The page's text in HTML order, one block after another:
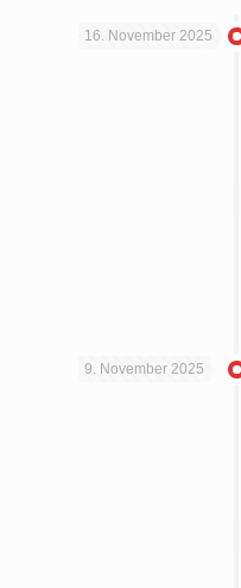
16. November 2025
9. November 2025